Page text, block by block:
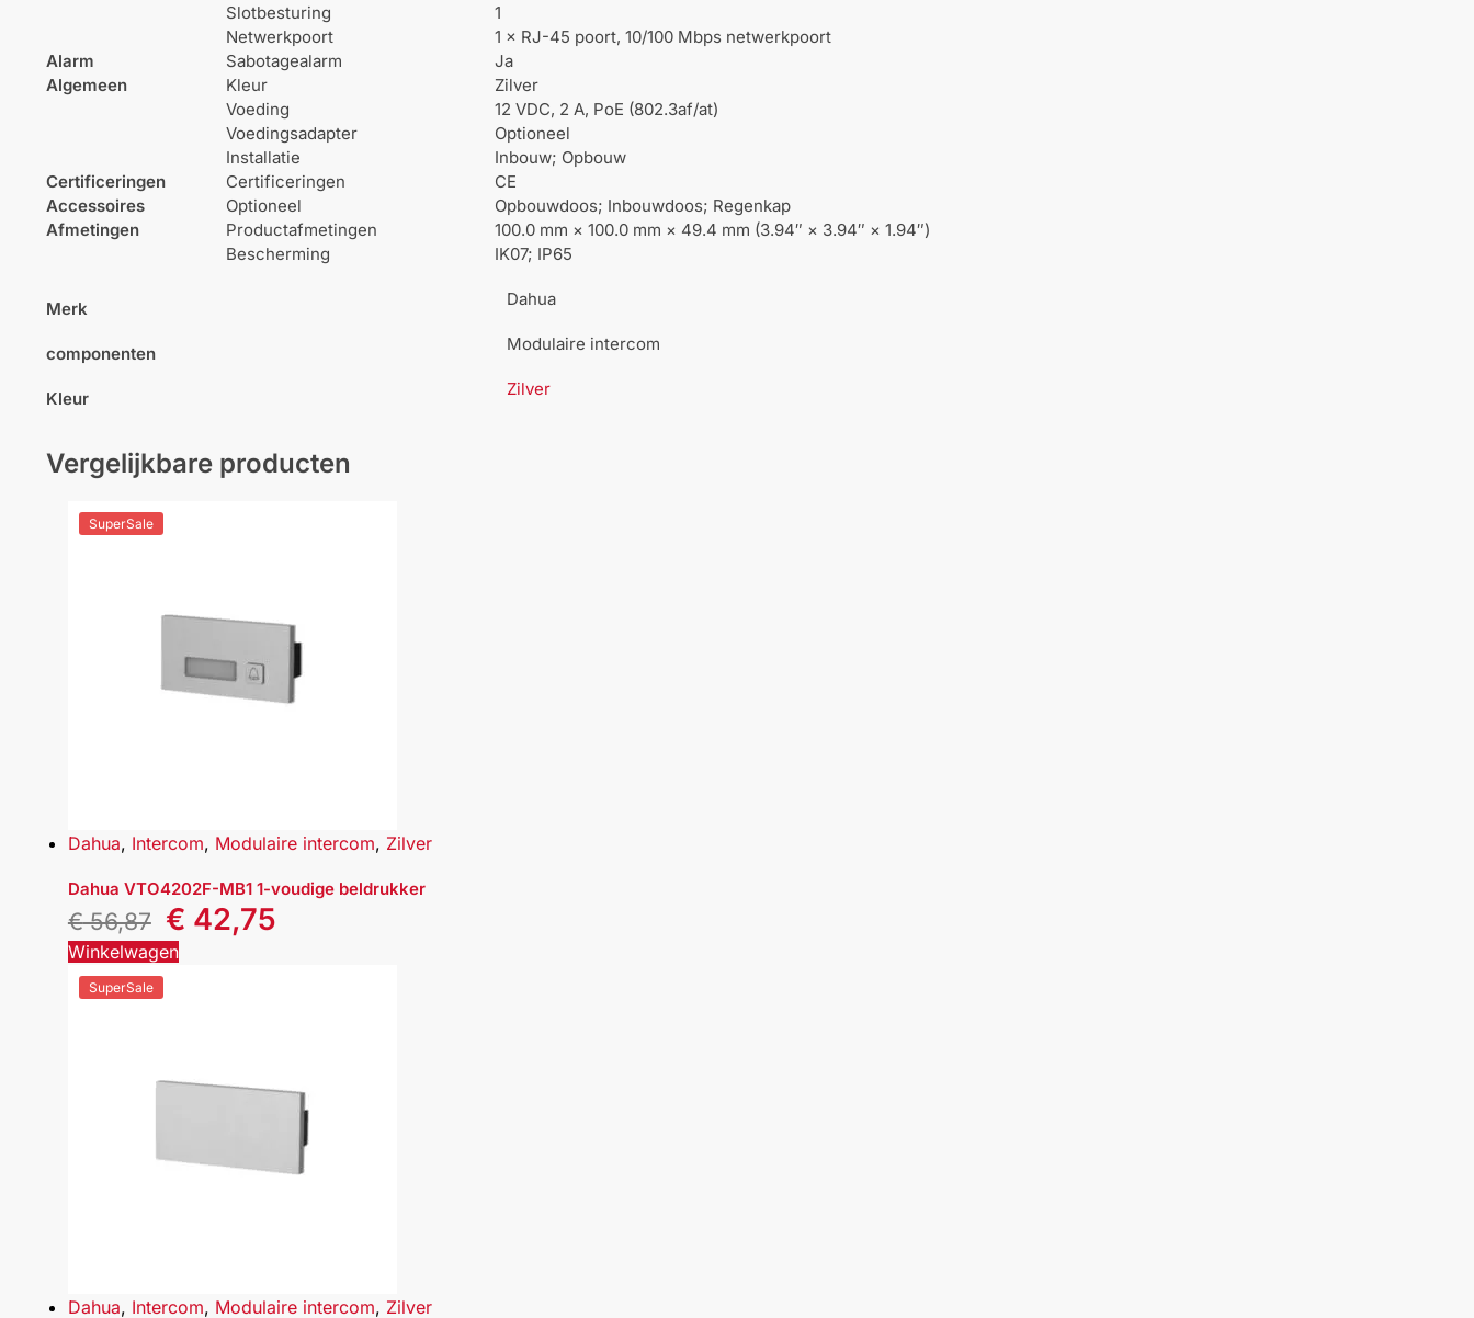
Slotbesturing
1
Netwerkpoort
1 × RJ-45 poort, 10/100 Mbps netwerkpoort
Alarm
Sabotagealarm
Ja
Algemeen
Kleur
Zilver
Voeding
12 VDC, 2 A, PoE (802.3af/at)
Voedingsadapter
Optioneel
Installatie
Inbouw; Opbouw
Certificeringen
Certificeringen
CE
Accessoires
Optioneel
Opbouwdoos; Inbouwdoos; Regenkap
Afmetingen
Productafmetingen
100.0 mm × 100.0 mm × 49.4 mm (3.94″ × 3.94″ × 1.94″)
Bescherming
IK07; IP65
Merk Dahua
componenten Modulaire intercom
Kleur Zilver
Vergelijkbare producten
SuperSale
Dahua, Intercom, Modulaire intercom, Zilver
Dahua VTO4202F-MB1 1-voudige beldrukker
€56,87 € 42,75
Winkelwagen
SuperSale
Dahua, Intercom, Modulaire intercom, Zilver